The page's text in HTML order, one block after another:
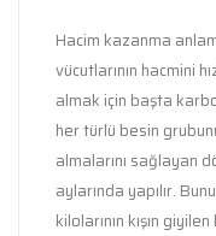
Hacim kazanma
vücutlarının hacmini
almak için başta
her türlü besin
almalarını sağlayan
aylarında yapılır.
kilolarının kışın